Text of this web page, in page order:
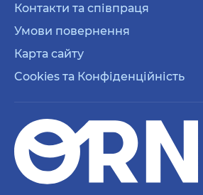
Контакти та співпраця
Умови повернення
Карта сайту
Cookies та Конфіденційність